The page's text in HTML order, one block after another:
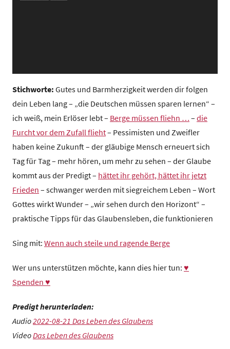
u
Stichworte: Gutes und Barmherzigkeit werden dir folgen
dein Leben lang – „die Deutschen müssen sparen lernen“ –
ich weiß, mein Erlöser lebt – Berge müssen fliehn … – die
Furcht vor dem Zufall flieht– Pessimisten und Zweifler
haben keine Zukunft – der gläubige Mensch erneuert sich
Tag für Tag – mehr hören, um mehr zu sehen – der Glaube
kommt aus der Predigt – hättet ihr gehört, hättet ihr jetzt
Frieden – schwanger werden mit siegreichem Leben – Wort
Gottes wirkt Wunder – „wir sehen durch den Horizont“ –
praktische Tipps für das Glaubensleben, die funktionieren
Sing mit: Wenn auch steile und ragende Berge
Wer uns unterstützen möchte, kann dies hier tun: ♥
Spenden ♥
Predigt herunterladen:
Audio2022-08-21 Das Leben des Glaubens
VideoDas Leben des Glaubens